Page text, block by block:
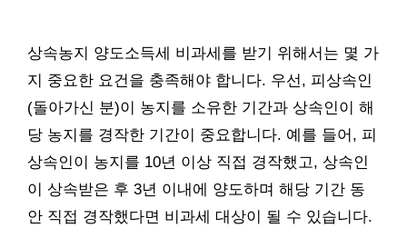
상속농지 양도소득세 비과세를 받기 위해서는 몇 가
지 중요한 요건을 충족해야 합니다. 우선, 피상속인
(돌아가신 분)이 농지를 소유한 기간과 상속인이 해
당 농지를 경작한 기간이 중요합니다. 예를 들어, 피
상속인이 농지를 10년 이상 직접 경작했고, 상속인
이 상속받은 후 3년 이내에 양도하며 해당 기간 동
안 직접 경작했다면 비과세 대상이 될 수 있습니다.